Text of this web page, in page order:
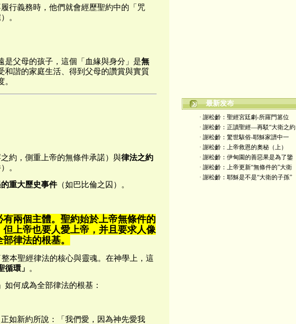
行義務時，他們就會經歷聖約中的「咒
。
是父母的孩子，這個「血緣與身分」是無
和諧的家庭生活、得到父母的讚賞與實質
約，側重上帝的無條件承諾）與律法之約
。
重大歷史事件（如巴比倫之囚）。
兩個主體。聖約始於上帝無條件的
上帝也要人愛上帝，并且要求人像
律法的根基。
本聖經律法的核心與靈魂。在神學上，這
循環」 。
何成為全部律法的根基：
如新約所說：「我們愛，因為神先愛我
最新发布
· 謝松齡：聖經宮廷劇-所羅門篡位
· 謝松齡：正讀聖經—再駁“大衛之約
· 謝松齡：驚世駭俗-耶穌家譜中一
· 謝松齡：上帝救恩的奧秘（上）
· 謝松齡：伊甸園的善惡果是為了鑒
· 謝松齡：上帝更新“無條件的”大衛
· 謝松齡：耶穌是不是“大衛的子孫”